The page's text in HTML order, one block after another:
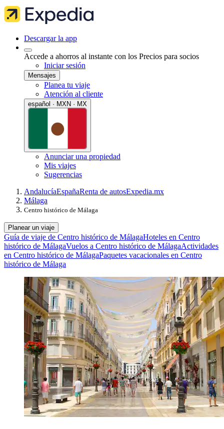
Descargar la app
Accede a ahorros al instante con los Precios para socios
Iniciar sesión
Mensajes
Planea tu viaje
Atención al cliente
español · MXN · MX
Anunciar una propiedad
Mis viajes
Sugerencias
AndalucíaEspañaRenta de autosExpedia.mx
Málaga
Centro histórico de Málaga
Planear un viaje
Guía de viaje de Centro histórico de MálagaHoteles en Centro
histórico de MálagaVuelos a Centro histórico de MálagaActividades
en Centro histórico de MálagaPaquetes vacacionales en Centro
histórico de Málaga